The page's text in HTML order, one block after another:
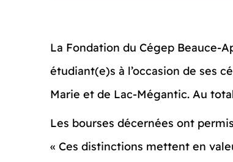
La Fondation du Cégep Beauce-
étudiant(e)s à l’occasion de ses
Marie et de Lac-Mégantic. Au
Les bourses décernées ont
« Ces distinctions mettent en